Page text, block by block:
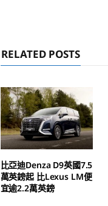
RELATED POSTS
比亞迪Denza D9英國7.5
萬英鎊起 比Lexus LM便
宜逾2.2萬英鎊